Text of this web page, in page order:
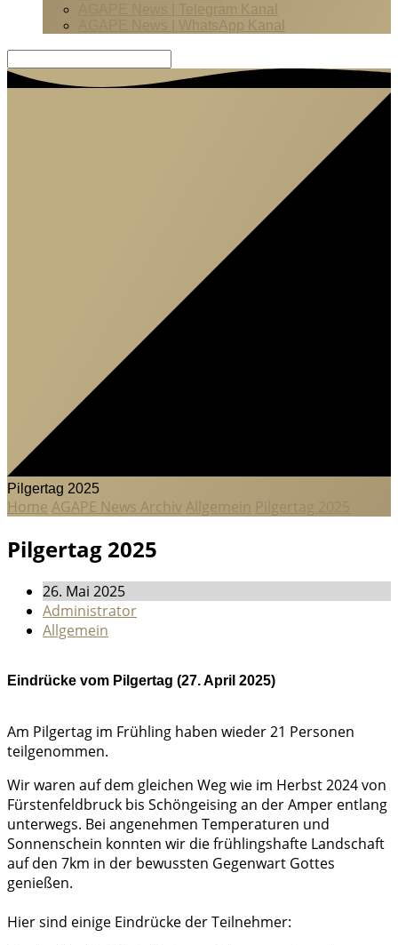
AGAPE News | Telegram Kanal
AGAPE News | WhatsApp Kanal
Suche
Pilgertag 2025
Home AGAPE News Archiv Allgemein Pilgertag 2025
Pilgertag 2025
26. Mai 2025
Administrator
Allgemein
Eindrücke vom Pilgertag (27. April 2025)
Am Pilgertag im Frühling haben wieder 21 Personen
teilgenommen.
Wir waren auf dem gleichen Weg wie im Herbst 2024 von
Fürstenfeldbruck bis Schöngeising an der Amper entlang
unterwegs. Bei angenehmen Temperaturen und
Sonnenschein konnten wir die frühlingshafte Landschaft
auf den 7km in der bewussten Gegenwart Gottes
genießen.
Hier sind einige Eindrücke der Teilnehmer: